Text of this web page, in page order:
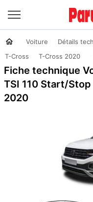
Voiture Détails
T-Cross
T-Cross 2020
Fiche technique
TSI 110 Start/
2020